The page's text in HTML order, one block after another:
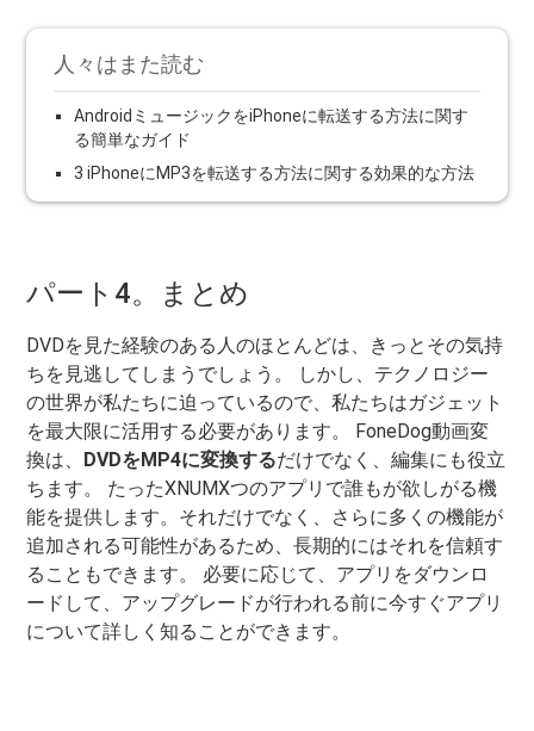
人々はまた読む
AndroidミュージックをiPhoneに転送する方法に関す
る簡単なガイド
3 iPhoneにMP3を転送する方法に関する効果的な方法
パート4。まとめ
DVDを見た経験のある人のほとんどは、きっとその気持
ちを見逃してしまうでしょう。 しかし、テクノロジー
の世界が私たちに迫っているので、私たちはガジェット
を最大限に活用する必要があります。 FoneDog動画変
換は、 DVDをMP4に変換するだけでなく、編集にも役立
ちます。 たったXNUMXつのアプリで誰もが欲しがる機
能を提供します。それだけでなく、さらに多くの機能が
追加される可能性があるため、長期的にはそれを信頼す
ることもできます。 必要に応じて、アプリをダウンロ
ードして、アップグレードが行われる前に今すぐアプリ
について詳しく知ることができます。